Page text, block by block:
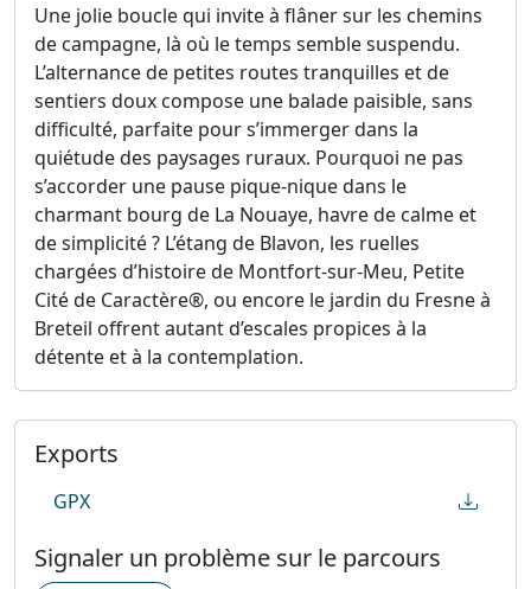
Une jolie boucle qui invite à flâner sur les chemins
de campagne, là où le temps semble suspendu.
L’alternance de petites routes tranquilles et de
sentiers doux compose une balade paisible, sans
difficulté, parfaite pour s’immerger dans la
quiétude des paysages ruraux. Pourquoi ne pas
s’accorder une pause pique-nique dans le
charmant bourg de La Nouaye, havre de calme et
de simplicité ? L’étang de Blavon, les ruelles
chargées d’histoire de Montfort-sur-Meu, Petite
Cité de Caractère®, ou encore le jardin du Fresne à
Breteil offrent autant d’escales propices à la
détente et à la contemplation.
Exports
GPX
Signaler un problème sur le parcours